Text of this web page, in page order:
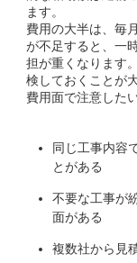
ます。
費用の大半は、毎
が不足すると、一
担が重くなります
検しておくことが
費用面で注意した
同じ工事内容
とがある
不要な工事が
面がある
複数社から見